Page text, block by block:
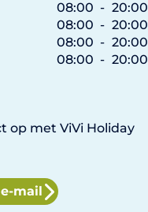
08:00 - 20:00
08:00 - 20:00
08:00 - 20:00
08:00 - 20:00
op met ViVi Holiday
mail